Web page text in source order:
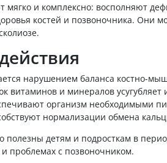
мягко и комплексно: восполняют
костей и позвоночника. Они
нарушением баланса костно-
витаминов и минералов
организм необходимыми
нормализации обмена
полезны детям и подросткам в
проблемах с позвоночником.